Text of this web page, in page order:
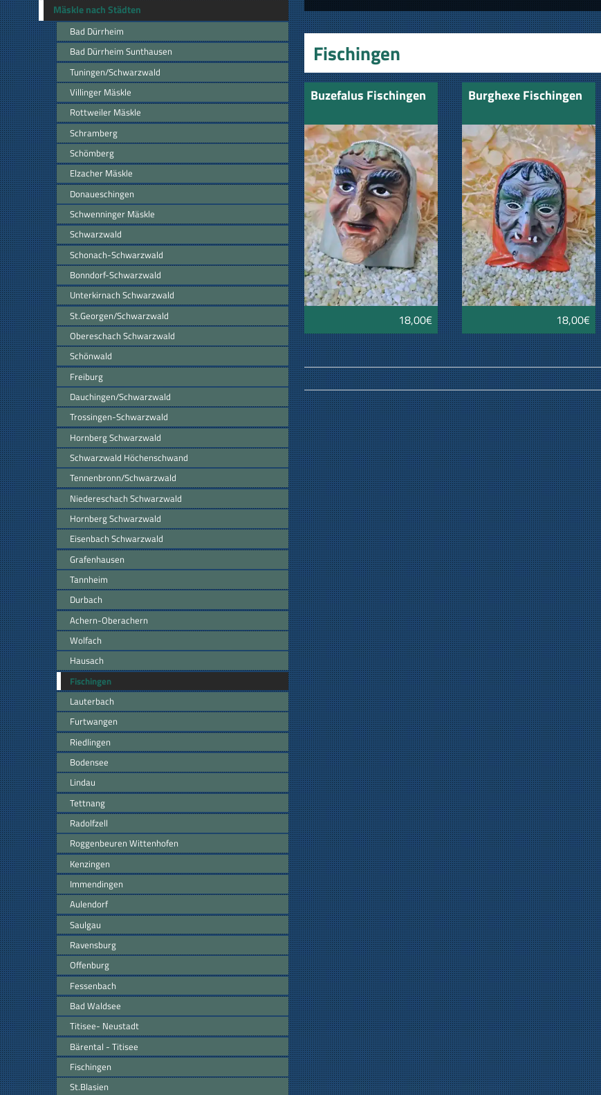
Mäskle nach Städten
Bad Dürrheim
Bad Dürrheim Sunthausen
Tuningen/Schwarzwald
Villinger Mäskle
Rottweiler Mäskle
Schramberg
Schömberg
Elzacher Mäskle
Donaueschingen
Schwenninger Mäskle
Schwarzwald
Schonach-Schwarzwald
Bonndorf-Schwarzwald
Unterkirnach Schwarzwald
St.Georgen/Schwarzwald
Obereschach Schwarzwald
Schönwald
Freiburg
Dauchingen/Schwarzwald
Trossingen-Schwarzwald
Hornberg Schwarzwald
Schwarzwald Höchenschwand
Tennenbronn/Schwarzwald
Niedereschach Schwarzwald
Hornberg Schwarzwald
Eisenbach Schwarzwald
Grafenhausen
Tannheim
Durbach
Achern-Oberachern
Wolfach
Hausach
Fischingen
Lauterbach
Furtwangen
Riedlingen
Bodensee
Lindau
Tettnang
Radolfzell
Roggenbeuren Wittenhofen
Kenzingen
Immendingen
Aulendorf
Saulgau
Ravensburg
Offenburg
Fessenbach
Bad Waldsee
Titisee- Neustadt
Bärental - Titisee
Fischingen
St.Blasien
Fischingen
Buzefalus Fischingen
18,00€
Burghexe Fischingen
18,00€